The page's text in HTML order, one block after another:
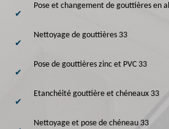
Pose et changement de gouttières en
Nettoyage de gouttières 33
Pose de gouttières zinc et PVC 33
Etanchéité gouttière et chéneaux 33
Nettoyage et pose de chéneau 33